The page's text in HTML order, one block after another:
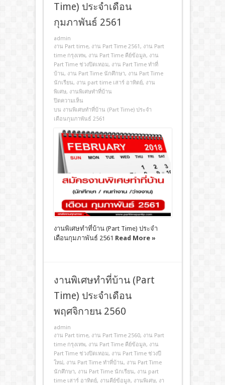
Time) ประจำเดือน
กุมภาพันธ์ 2561
admin
งาน Part time, งาน Part Time 2561, งาน Part
time กรุงเทพ, งาน Part Time คีย์ข้อมูล, งาน
Part Time ช่วงปิดเทอม, งาน Part Time ทําที่
บ้าน, งาน Part Time นักศึกษา, งาน Part Time
นักเรียน, งาน part time เสาร์ อาทิตย์, งาน
พิเศษ, งานพิเศษทําที่บ้าน
ปิดความเห็น
บน งานพิเศษทําที่บ้าน (Part Time) ประจำ
เดือนกุมภาพันธ์ 2561
งานพิเศษทําที่บ้าน (Part Time) ประจำ
เดือนกุมภาพันธ์ 2561 Read More »
งานพิเศษทําที่บ้าน (Part
Time) ประจำเดือน
พฤศจิกายน 2560
admin
งาน Part time, งาน Part Time 2560, งาน Part
time กรุงเทพ, งาน Part Time คีย์ข้อมูล, งาน
Part Time ช่วงปิดเทอม, งาน Part Time ช่วงปี
ใหม่, งาน Part Time ทําที่บ้าน, งาน Part Time
นักศึกษา, งาน Part Time นักเรียน, งาน part
time เสาร์ อาทิตย์, งานคีย์ข้อมูล, งานพิเศษ, งา